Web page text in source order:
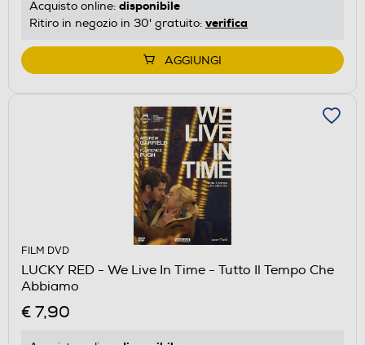
Acquisto online: disponibile
Ritiro in negozio in 30' gratuito: verifica
AGGIUNGI
FILM DVD
LUCKY RED - We Live In Time - Tutto Il Tempo Che
Abbiamo
€ 7,90